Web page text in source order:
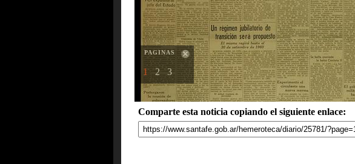
PAGINAS
1 2 3
Comparte esta noticia copiando el siguiente enlace: